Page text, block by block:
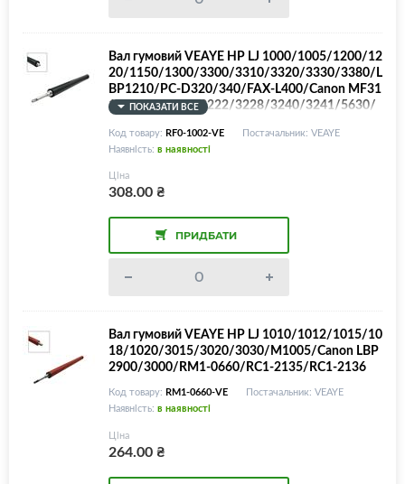
Вал гумовий VEAYE HP LJ 1000/1005/1200/12
20/1150/1300/3300/3310/3320/3330/3380/L
BP1210/PC-D320/340/FAX-L400/Canon MF31
10/3112/3220/3222/3228/3240/3241/5630/
5650/5730/5750/5770/LBP3200/FAX-L380/R
F0-1002/FC5-4871
ПОКАЗАТИ ВСЕ
Код товару: RF0-1002-VE
Постачальник: VEAYE
Наявність: в наявності
Ціна
308.00₴
ПРИДБАТИ
Вал гумовий VEAYE HP LJ 1010/1012/1015/10
18/1020/3015/3020/3030/M1005/Canon LBP
2900/3000/RM1-0660/RC1-2135/RC1-2136
Код товару: RM1-0660-VE
Постачальник: VEAYE
Наявність: в наявності
Ціна
264.00₴